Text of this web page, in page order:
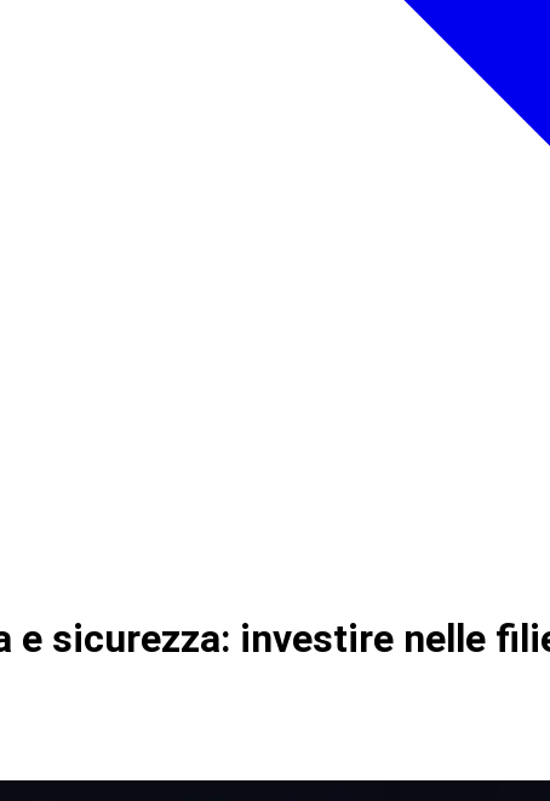
e sicurezza: investire nelle